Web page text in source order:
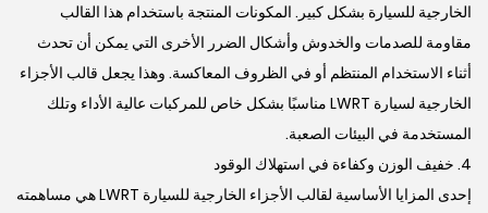
الخارجية للسيارة بشكل كبير. المكونات المنتجة باستخدام هذا القالب
مقاومة للصدمات والخدوش وأشكال الضرر الأخرى التي يمكن أن تحدث
أثناء الاستخدام المنتظم أو في الظروف المعاكسة. وهذا يجعل قالب الأجزاء
الخارجية لسيارة LWRT مناسبًا بشكل خاص للمركبات عالية الأداء وتلك
المستخدمة في البيئات الصعبة.
4. خفيف الوزن وكفاءة في استهلاك الوقود
إحدى المزايا الأساسية لقالب الأجزاء الخارجية للسيارة LWRT هي مساهمته